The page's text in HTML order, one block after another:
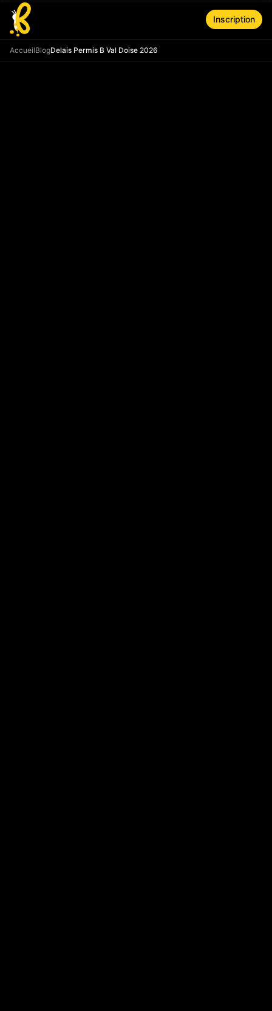
Aller au contenu principal
Inscription
AccueilBlogDelais Permis B Val Doise 2026